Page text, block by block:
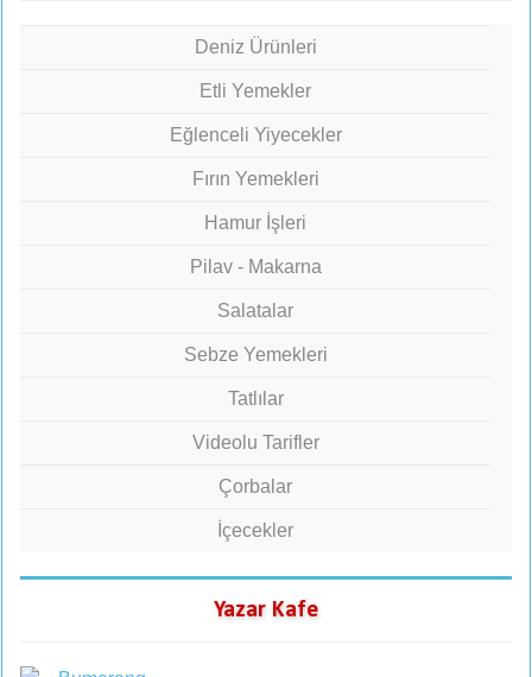
Deniz Ürünleri
Etli Yemekler
Eğlenceli Yiyecekler
Fırın Yemekleri
Hamur İşleri
Pilav - Makarna
Salatalar
Sebze Yemekleri
Tatlılar
Videolu Tarifler
Çorbalar
İçecekler
Yazar Kafe